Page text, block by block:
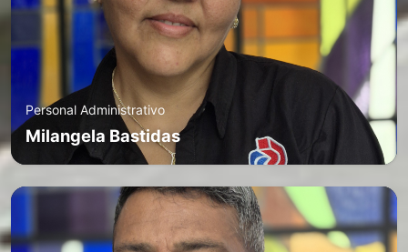
Personal Administrativo
Milangela Bastidas